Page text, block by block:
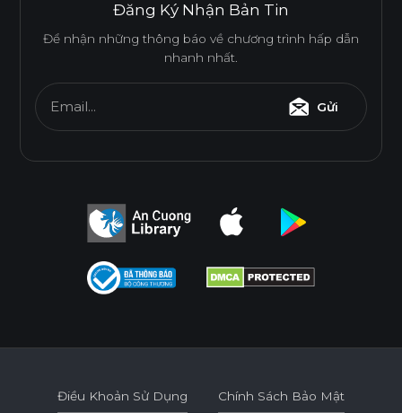
Đăng Ký Nhận Bản Tin
Để nhận những thông báo về chương trình hấp dẫn
nhanh nhất.
Email... Gửi
Điều Khoản Sử Dụng Chính Sách Bảo Mật